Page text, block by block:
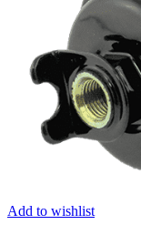
Add to wishlist